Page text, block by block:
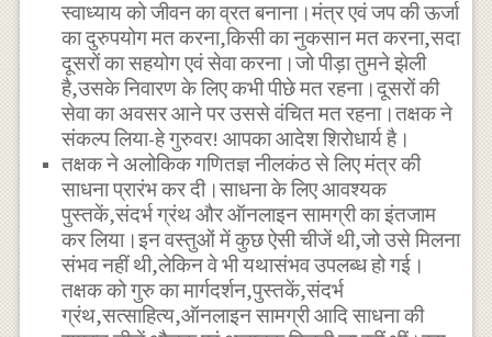
स्वाध्याय को जीवन का व्रत बनाना।मंत्र एवं जप की ऊर्जा
का दुरुपयोग मत करना,किसी का नुकसान मत करना,सदा
दूसरों का सहयोग एवं सेवा करना।जो पीड़ा तुमने झेली
है,उसके निवारण के लिए कभी पीछे मत रहना।दूसरों की
सेवा का अवसर आने पर उससे वंचित मत रहना।तक्षक ने
संकल्प लिया-हे गुरुवर! आपका आदेश शिरोधार्य है।
तक्षक ने अलोकिक गणितज्ञ नीलकंठ से लिए मंत्र की
साधना प्रारंभ कर दी।साधना के लिए आवश्यक
पुस्तकें,संदर्भ ग्रंथ और ऑनलाइन सामग्री का इंतजाम
कर लिया।इन वस्तुओं में कुछ ऐसी चीजें थी,जो उसे मिलना
संभव नहीं थी,लेकिन वे भी यथासंभव उपलब्ध हो गई।
तक्षक को गुरु का मार्गदर्शन,पुस्तकें,संदर्भ
ग्रंथ,सत्साहित्य,ऑनलाइन सामग्री आदि साधना की